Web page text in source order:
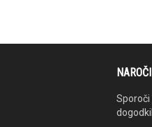
Sporoči